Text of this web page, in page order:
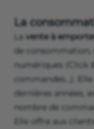
La
La vente à
de consommation,
numériques (Click
commandes…).
dernières années,
nombre de
Elle offre aux